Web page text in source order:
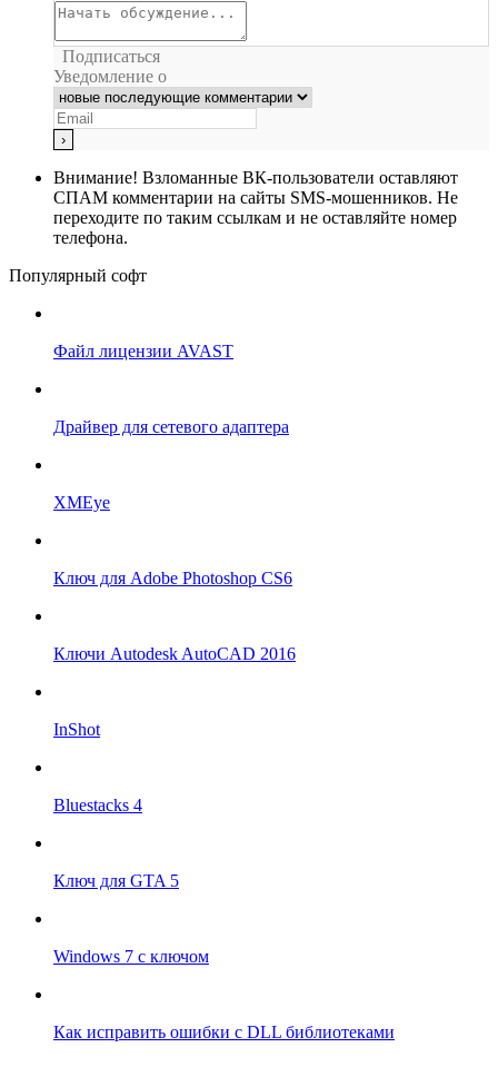
Подписаться
Уведомление о
Внимание! Взломанные ВК-пользователи оставляют
СПАМ комментарии на сайты SMS-мошенников. Не
переходите по таким ссылкам и не оставляйте номер
телефона.
Популярный софт
Файл лицензии AVAST
Драйвер для сетевого адаптера
XMEye
Ключ для Adobe Photoshop CS6
Ключи Autodesk AutoCAD 2016
InShot
Bluestacks 4
Ключ для GTA 5
Windows 7 с ключом
Как исправить ошибки с DLL библиотеками